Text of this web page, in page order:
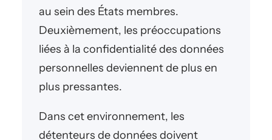
au sein des États membres.
Deuxièmement, les préoccupations
liées à la confidentialité des données
personnelles deviennent de plus en
plus pressantes.
Dans cet environnement, les
détenteurs de données doivent